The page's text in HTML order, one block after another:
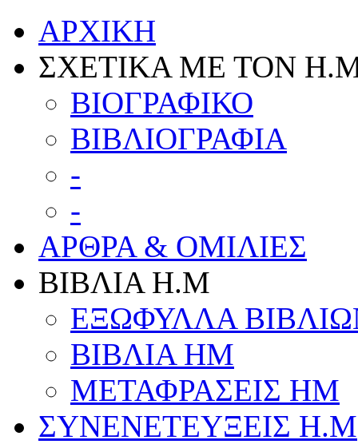
ΑΡΧΙΚΗ
ΣΧΕΤΙΚΑ ΜΕ ΤΟΝ
ΒΙΟΓΡΑΦΙΚΟ
ΒΙΒΛΙΟΓΡΑΦΙΑ
-
-
ΑΡΘΡΑ & ΟΜΙΛΙΕΣ
ΒΙΒΛΙΑ H.M
ΕΞΩΦΥΛΛΑ
ΒΙΒΛΙΑ ΗΜ
ΜΕΤΑΦΡΑΣΕΙΣ HM
ΣΥΝΕΝΕΤΕΥΞΕΙΣ Η.Μ